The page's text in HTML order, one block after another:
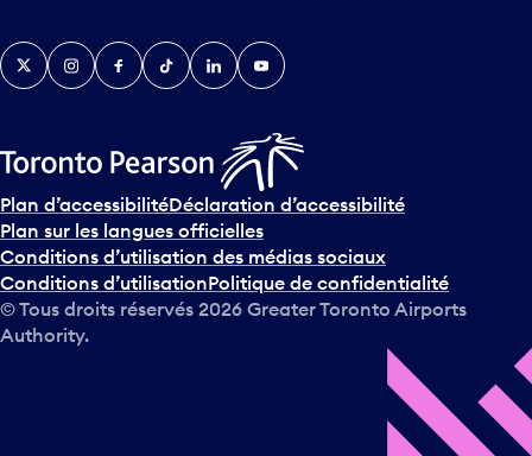
TwitterInstagramFacebook
TikTokLinkedInYouTube
Plan d’accessibilitéDéclaration d’accessibilité
Plan sur les langues officielles
Conditions d’utilisation des médias sociaux
Conditions d’utilisationPolitique de confidentialité
© Tous droits réservés 2026 Greater Toronto Airports
Authority.